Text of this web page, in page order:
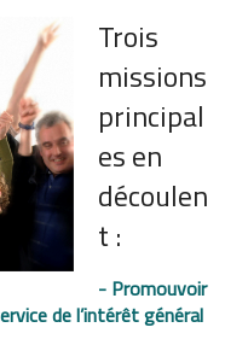
Trois
missions
principal
es en
découlen
t :
- Promouvoir
de l’intérêt général